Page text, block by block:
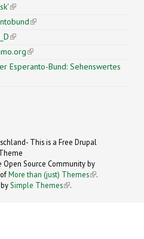
(link is external)
(link is external)
(link is external)
(link is external)
Esperanto-Bund: Sehenswertes
This is a Free Drupal
Source Community by
More than (just) Themes (link is
.
Simple Themes
(link is
.